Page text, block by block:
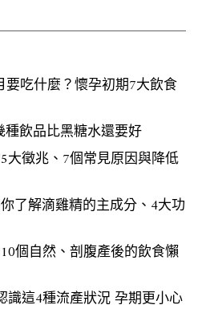
要吃什麼？懷孕初期7大飲食
飲品比黑糖水還要好
大徵兆、7個常見原因與降低
了解滴雞精的主成分、4大功
個自然、剖腹產後的飲食懶
識這4種流產狀況 孕期更小心